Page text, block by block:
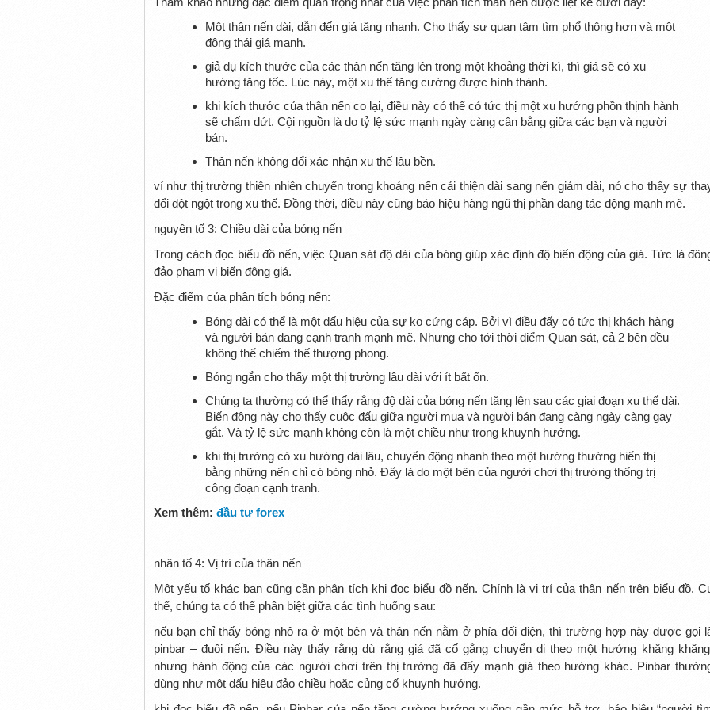
Một thân nến dài, dẫn đến giá tăng nhanh. Cho thấy sự quan tâm tìm phổ thông hơn và một
động thái giá mạnh.
giả dụ kích thước của các thân nến tăng lên trong một khoảng thời kì, thì giá sẽ có xu
hướng tăng tốc. Lúc này, một xu thế tăng cường được hình thành.
khi kích thước của thân nến co lại, điều này có thể có tức thị một xu hướng phồn thịnh hành
sẽ chấm dứt. Cội nguồn là do tỷ lệ sức mạnh ngày càng cân bằng giữa các bạn và người
bán.
Thân nến không đổi xác nhận xu thế lâu bền.
ví như thị trường thiên nhiên chuyển trong khoảng nến cải thiện dài sang nến giảm dài, nó cho thấy sự
đổi đột ngột trong xu thế. Đồng thời, điều này cũng báo hiệu hàng ngũ thị phần đang tác động mạnh mẽ.
nguyên tố 3: Chiều dài của bóng nến
Trong cách đọc biểu đồ nến, việc Quan sát độ dài của bóng giúp xác định độ biến động của giá. Tức là
đảo phạm vi biến động giá.
Đặc điểm của phân tích bóng nến:
Bóng dài có thể là một dấu hiệu của sự ko cứng cáp. Bởi vì điều đấy có tức thị khách hàng
và người bán đang cạnh tranh mạnh mẽ. Nhưng cho tới thời điểm Quan sát, cả 2 bên đều
không thể chiếm thế thượng phong.
Bóng ngắn cho thấy một thị trường lâu dài với ít bất ổn.
Chúng ta thường có thể thấy rằng độ dài của bóng nến tăng lên sau các giai đoạn xu thế dài.
Biến động này cho thấy cuộc đấu giữa người mua và người bán đang càng ngày càng gay
gắt. Và tỷ lệ sức mạnh không còn là một chiều như trong khuynh hướng.
khi thị trường có xu hướng dài lâu, chuyển động nhanh theo một hướng thường hiển thị
bằng những nến chỉ có bóng nhỏ. Đấy là do một bên của người chơi thị trường thống trị
công đoạn cạnh tranh.
Xem thêm: đầu tư forex
nhân tố 4: Vị trí của thân nến
Một yếu tố khác bạn cũng cần phân tích khi đọc biểu đồ nến. Chính là vị trí của thân nến trên biểu đồ.
thể, chúng ta có thể phân biệt giữa các tình huống sau:
nếu bạn chỉ thấy bóng nhô ra ở một bên và thân nến nằm ở phía đối diện, thì trường hợp này được gọi
pinbar – đuôi nến. Điều này thấy rằng dù rằng giá đã cố gắng chuyển di theo một hướng khăng
nhưng hành động của các người chơi trên thị trường đã đẩy mạnh giá theo hướng khác. Pinbar
dùng như một dấu hiệu đảo chiều hoặc củng cố khuynh hướng.